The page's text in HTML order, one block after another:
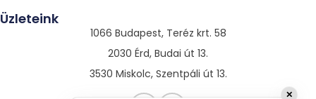
Üzleteink
1066 Budapest, Teréz krt. 58
2030 Érd, Budai út 13.
3530 Miskolc, Szentpáli út 13.
✕